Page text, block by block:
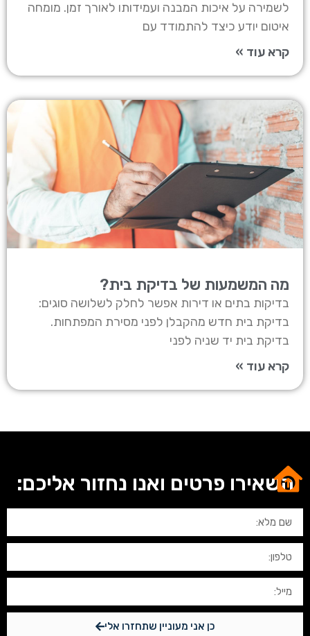
לשמירה על איכות המבנה ועמידותו לאורך זמן. מומחה
איטום יודע כיצד להתמודד עם
קרא עוד »
מה המשמעות של בדיקת בית?
בדיקות בתים או דירות אפשר לחלק לשלושה סוגים:
בדיקת בית חדש מהקבלן לפני מסירת המפתחות.
בדיקת בית יד שניה לפני
קרא עוד »
השאירו פרטים ואנו נחזור אליכם:
כן אני מעוניין שתחזרו אלי